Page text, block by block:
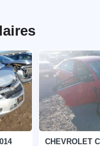
CHEVROLET